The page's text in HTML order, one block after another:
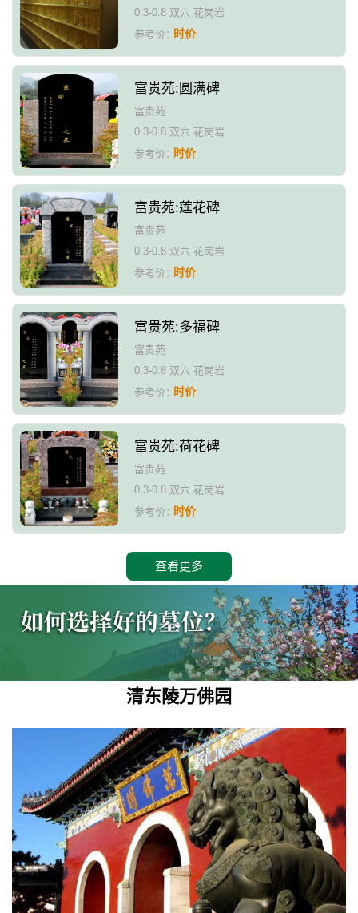
0.3-0.8 双穴 花岗岩
参考价：时价
富贵苑:圆满碑
富贵苑
0.3-0.8 双穴 花岗岩
参考价：时价
富贵苑:莲花碑
富贵苑
0.3-0.8 双穴 花岗岩
参考价：时价
富贵苑:多福碑
富贵苑
0.3-0.8 双穴 花岗岩
参考价：时价
富贵苑:荷花碑
富贵苑
0.3-0.8 双穴 花岗岩
参考价：时价
查看更多
清东陵万佛园